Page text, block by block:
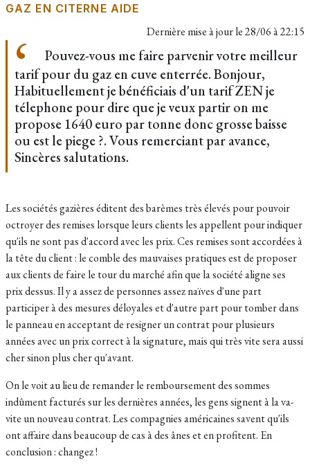
GAZ EN CITERNE AIDE
Dernière mise à jour le28/06 à 22:15
Pouvez-vous me faire parvenir votre meilleur
tarif pour du gaz en cuve enterrée. Bonjour,
Habituellement je bénéficiais d'un tarif ZEN je
télephone pour dire que je veux partir on me
propose 1640 euro par tonne donc grosse baisse
ou est le piege ?. Vous remerciant par avance,
Sincères salutations.
Les sociétés gazières éditent des barèmes très élevés pour pouvoir
octroyer des remises lorsque leurs clients les appellent pour indiquer
qu'ils ne sont pas d'accord avec les prix. Ces remises sont accordées à
la tête du client : le comble des mauvaises pratiques est de proposer
aux clients de faire le tour du marché afin que la société aligne ses
prix dessus. Il y a assez de personnes assez naïves d'une part
participer à des mesures déloyales et d'autre part pour tomber dans
le panneau en acceptant de resigner un contrat pour plusieurs
années avec un prix correct à la signature, mais qui très vite sera aussi
cher sinon plus cher qu'avant.
On le voit au lieu de remander le remboursement des sommes
indûment facturés sur les dernières années, les gens signent à la va-
vite un nouveau contrat. Les compagnies américaines savent qu'ils
ont affaire dans beaucoup de cas à des ânes et en profitent. En
conclusion : changez !